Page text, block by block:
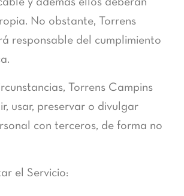
y además ellos deberán
No obstante, Torrens
responsable del cumplimiento
Torrens Campins
usar, preservar o divulgar
con terceros, de forma no
el Servicio: